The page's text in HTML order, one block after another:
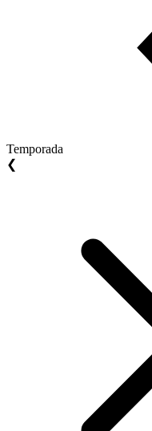
Temporada
❮